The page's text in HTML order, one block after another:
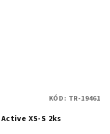
XS-S 2ks
KÓD: TR-19461